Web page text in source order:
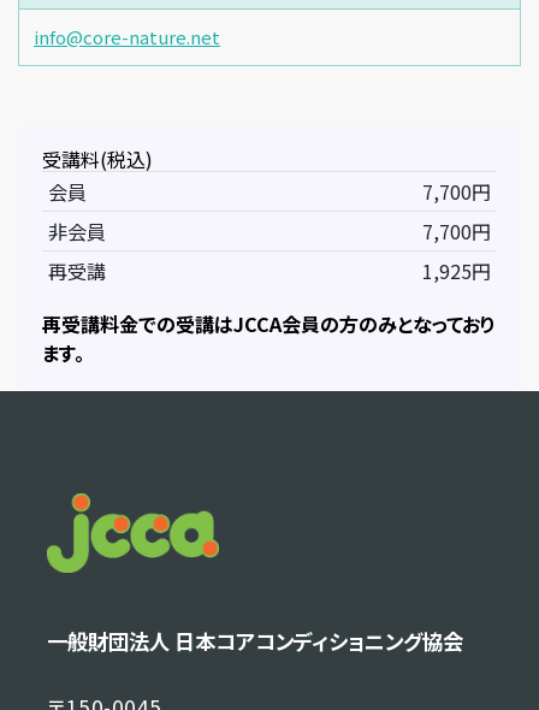
info@core-nature.net
受講料(税込)
会員
7,700円
非会員
7,700円
再受講
1,925円
再受講料金での受講はJCCA会員の方のみとなっており
ます。
一般財団法人 日本コアコンディショニング協会